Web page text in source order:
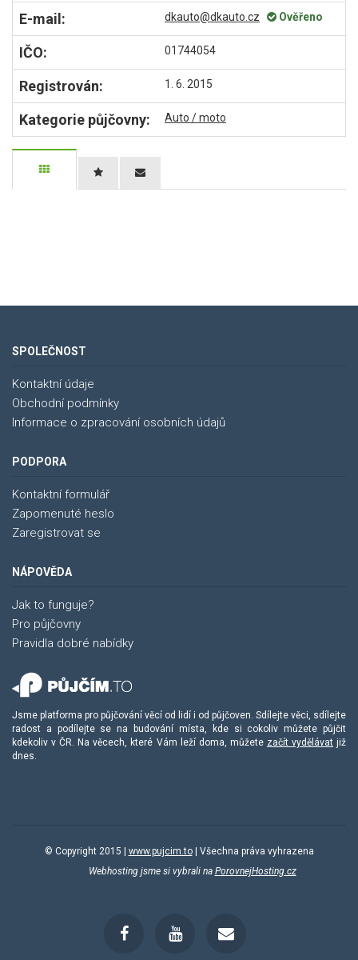
E-mail: dkauto@dkauto.cz Ověřeno
IČO: 01744054
Registrován: 1. 6. 2015
Kategorie půjčovny: Auto / moto
SPOLEČNOST
Kontaktní údaje
Obchodní podmínky
Informace o zpracování osobních údajů
PODPORA
Kontaktní formulář
Zapomenuté heslo
Zaregistrovat se
NÁPOVĚDA
Jak to funguje?
Pro půjčovny
Pravidla dobré nabídky
Jsme platforma pro půjčování věcí od lidí i od půjčoven. Sdílejte věci, sdílejte
radost a podílejte se na budování místa, kde si cokoliv můžete půjčit
kdekoliv v ČR. Na věcech, které Vám leží doma, můžete začít vydělávatjiž
dnes.
© Copyright 2015 | www.pujcim.to| Všechna práva vyhrazena
Webhosting jsme si vybrali na PorovnejHosting.cz